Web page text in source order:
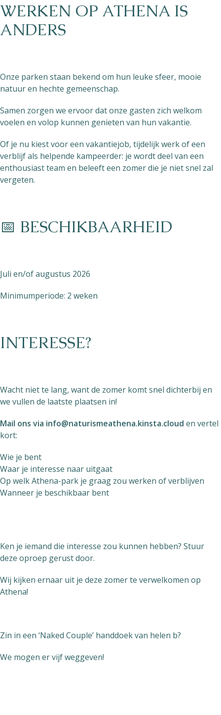
WERKEN OP ATHENA IS
ANDERS
Onze parken staan bekend om hun leuke sfeer, mooie
natuur en hechte gemeenschap.
Samen zorgen we ervoor dat onze gasten zich welkom
voelen en volop kunnen genieten van hun vakantie.
Of je nu kiest voor een vakantiejob, tijdelijk werk of een
verblijf als helpende kampeerder: je wordt deel van een
enthousiast team en beleeft een zomer die je niet snel zal
vergeten.
📅 BESCHIKBAARHEID
Juli en/of augustus 2026
Minimumperiode: 2 weken
INTERESSE?
Wacht niet te lang, want de zomer komt snel dichterbij en
we vullen de laatste plaatsen in!
Mail ons via info@naturismeathena.kinsta.cloud en vertel
kort:
Wie je bent
Waar je interesse naar uitgaat
Op welk Athena-park je graag zou werken of verblijven
Wanneer je beschikbaar bent
Ken je iemand die interesse zou kunnen hebben? Stuur
deze oproep gerust door.
Wij kijken ernaar uit je deze zomer te verwelkomen op
Athena!
Zin in een ‘Naked Couple’ handdoek van helen b?
We mogen er vijf weggeven!